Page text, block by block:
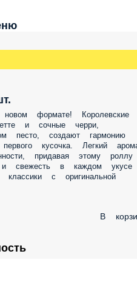
формате! Королевские
и сочные черри,
песто, создают гармонию
кусочка. Легкий
придавая этому роллу
свежесть в каждом укусе
с оригинальной
В